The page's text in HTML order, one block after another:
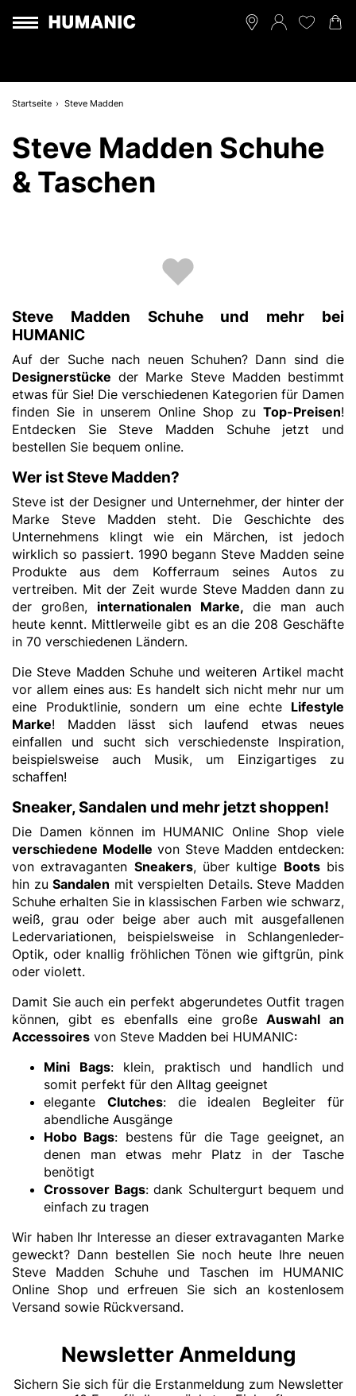
Startseite Steve Madden
Steve Madden Schuhe
& Taschen
Steve Madden Schuhe und mehr bei
HUMANIC
Auf der Suche nach neuen Schuhen? Dann sind die
Designerstücke der Marke Steve Madden bestimmt
etwas für Sie! Die verschiedenen Kategorien für Damen
finden Sie in unserem Online Shop zu Top-Preisen!
Entdecken Sie Steve Madden Schuhe jetzt und
bestellen Sie bequem online.
Wer ist Steve Madden?
Steve ist der Designer und Unternehmer, der hinter der
Marke Steve Madden steht. Die Geschichte des
Unternehmens klingt wie ein Märchen, ist jedoch
wirklich so passiert. 1990 begann Steve Madden seine
Produkte aus dem Kofferraum seines Autos zu
vertreiben. Mit der Zeit wurde Steve Madden dann zu
der großen, internationalen Marke, die man auch
heute kennt. Mittlerweile gibt es an die 208 Geschäfte
in 70 verschiedenen Ländern.
Die Steve Madden Schuhe und weiteren Artikel macht
vor allem eines aus: Es handelt sich nicht mehr nur um
eine Produktlinie, sondern um eine echte Lifestyle
Marke! Madden lässt sich laufend etwas neues
einfallen und sucht sich verschiedenste Inspiration,
beispielsweise auch Musik, um Einzigartiges zu
schaffen!
Sneaker, Sandalen und mehr jetzt shoppen!
Die Damen können im HUMANIC Online Shop viele
verschiedene Modelle von Steve Madden entdecken:
von extravaganten Sneakers, über kultige Bootsbis
hin zuSandalen mit verspielten Details. Steve Madden
Schuhe erhalten Sie in klassischen Farben wie schwarz,
weiß, grau oder beige aber auch mit ausgefallenen
Ledervariationen, beispielsweise in Schlangenleder-
Optik, oder knallig fröhlichen Tönen wie giftgrün, pink
oder violett.
Damit Sie auch ein perfekt abgerundetes Outfit tragen
können, gibt es ebenfalls eine großeAuswahl an
Accessoires von Steve Madden bei HUMANIC:
Mini Bags: klein, praktisch und handlich und
somit perfekt für den Alltag geeignet
elegante Clutches: die idealen Begleiter für
abendliche Ausgänge
Hobo Bags: bestens für die Tage geeignet, an
denen man etwas mehr Platz in der Tasche
benötigt
Crossover Bags: dank Schultergurt bequem und
einfach zu tragen
Wir haben Ihr Interesse an dieser extravaganten Marke
geweckt? Dann bestellen Sie noch heute Ihre neuen
Steve Madden Schuhe und Taschen im HUMANIC
Online Shop und erfreuen Sie sich an kostenlosem
Versand sowie Rückversand.
Newsletter Anmeldung
Sichern Sie sich für die Erstanmeldung zum Newsletter